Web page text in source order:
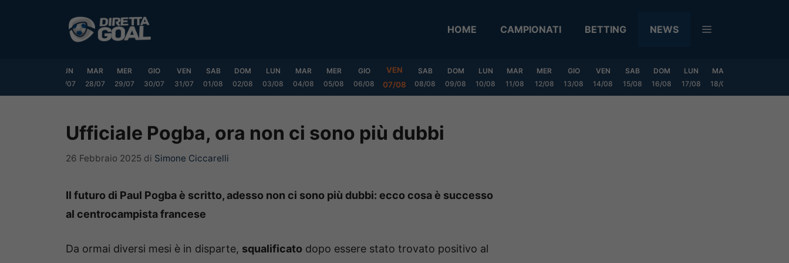
HOME CAMPIONATI BETTING NEWS
LUN
27/07
MAR
28/07
MER
29/07
GIO
30/07
VEN
31/07
SAB
01/08
DOM
02/08
LUN
03/08
MAR
04/08
MER
05/08
GIO
06/08
VEN
07/08
SAB
08/08
DOM
09/08
LUN
10/08
MAR
11/08
MER
12/08
GIO
13/08
VEN
14/08
SAB
15/08
DOM
16/08
LUN
17/08
MAR
18/08
Ufficiale Pogba, ora non ci sono più dubbi
26 Febbraio 2025 di Simone Ciccarelli
Il futuro di Paul Pogba è scritto, adesso non ci sono più dubbi: ecco cosa è successo
al centrocampista francese
Da ormai diversi mesi è in disparte, squalificato dopo essere stato trovato positivo al